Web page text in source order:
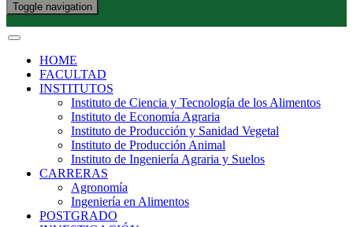
Toggle navigation
HOME
FACULTAD
INSTITUTOS
Instituto de Ciencia y Tecnología de los Alimentos
Instituto de Economía Agraria
Instituto de Producción y Sanidad Vegetal
Instituto de Producción Animal
Instituto de Ingeniería Agraria y Suelos
CARRERAS
Agronomía
Ingeniería en Alimentos
POSTGRADO